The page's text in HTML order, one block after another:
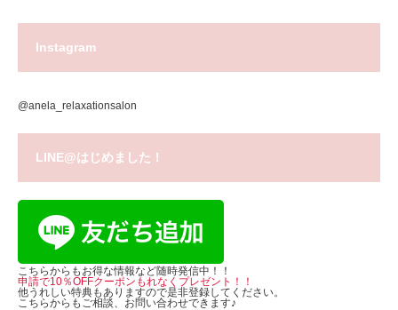
Instagram
@anela_relaxationsalon
LINE@はじめました！
こちらからもお得な情報など随時発信中！！
申請で10％OFFクーポンもれなくプレゼント！！
他うれしい特典もありますので是非登録してください。
こちらからもご相談、お問い合わせできます♪